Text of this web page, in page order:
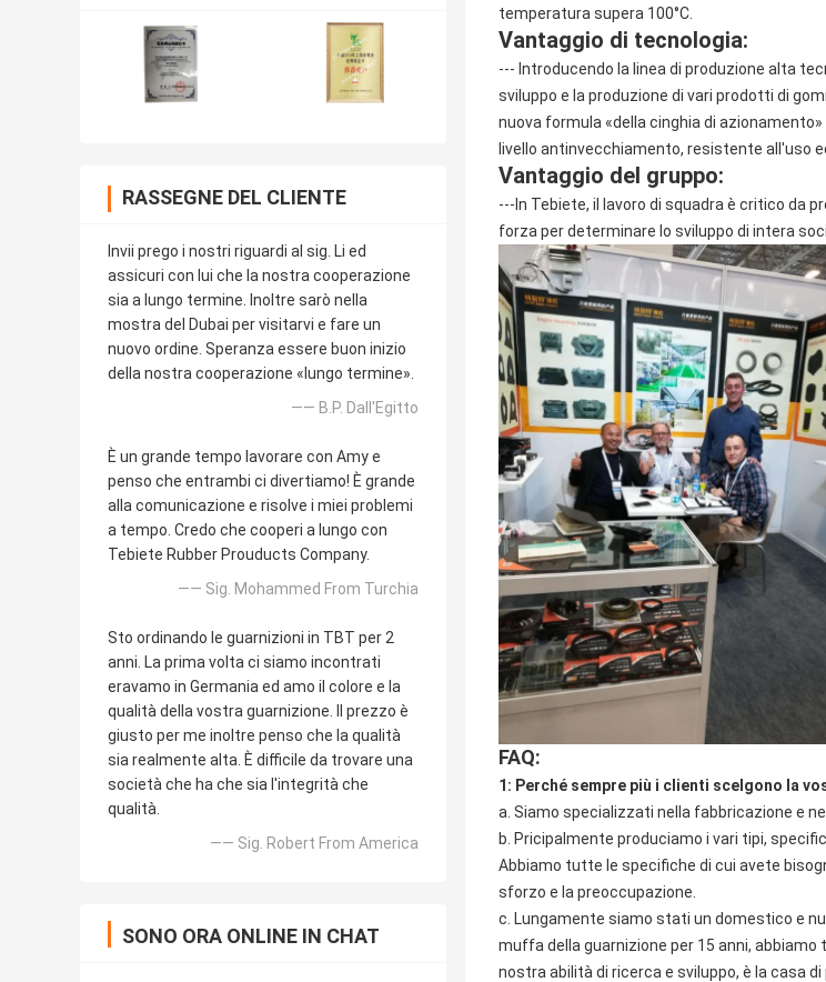
RASSEGNE DEL CLIENTE
Invii prego i nostri riguardi al sig. Li ed
assicuri con lui che la nostra cooperazione
sia a lungo termine. Inoltre sarò nella
mostra del Dubai per visitarvi e fare un
nuovo ordine. Speranza essere buon inizio
della nostra cooperazione «lungo termine».
—— B.P. Dall'Egitto
È un grande tempo lavorare con Amy e
penso che entrambi ci divertiamo! È grande
alla comunicazione e risolve i miei problemi
a tempo. Credo che cooperi a lungo con
Tebiete Rubber Prouducts Company.
—— Sig. Mohammed From Turchia
Sto ordinando le guarnizioni in TBT per 2
anni. La prima volta ci siamo incontrati
eravamo in Germania ed amo il colore e la
qualità della vostra guarnizione. Il prezzo è
giusto per me inoltre penso che la qualità
sia realmente alta. È difficile da trovare una
società che ha che sia l'integrità che
qualità.
—— Sig. Robert From America
SONO ORA ONLINE IN CHAT
temperatura supera 100°C.
Vantaggio di tecnologia:
--- Introducendo la linea di produzione alta
sviluppo e la produzione di vari prodotti di
nuova formula «della cinghia di
livello antinvecchiamento, resistente all'uso
Vantaggio del gruppo:
---In Tebiete, il lavoro di squadra è critico da
forza per determinare lo sviluppo di intera
FAQ:
1: Perché sempre più i clienti scelgono la
a. Siamo specializzati nella fabbricazione e
b. Pricipalmente produciamo i vari tipi,
Abbiamo tutte le specifiche di cui avete
sforzo e la preoccupazione.
c. Lungamente siamo stati un domestico e
muffa della guarnizione per 15 anni,
nostra abilità di ricerca e sviluppo, è la casa